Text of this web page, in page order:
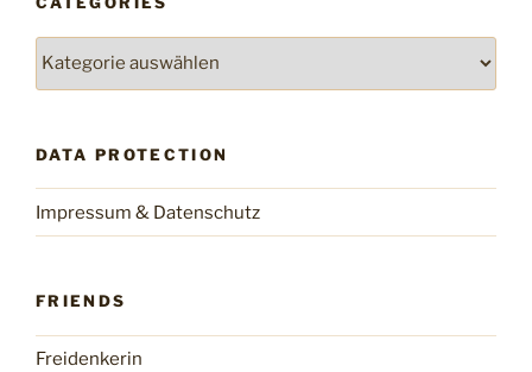
DATA PROTECTION
Impressum & Datenschutz
FRIENDS
Freidenkerin